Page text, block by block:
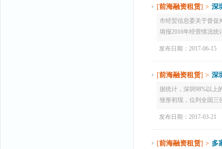
[前海融资租赁] > 深
市经贸信息委关于督促
填报2016年经营情况统
发布日期：2017-06-15
[前海融资租赁] > 深
据统计，深圳98%以上
雏形初现，位列全国三
发布日期：2017-03-21
[前海融资租赁] > 多